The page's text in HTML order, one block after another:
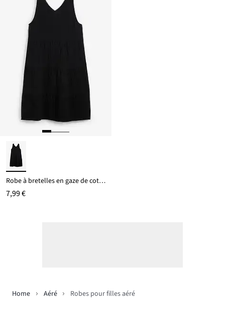
Robe à bretelles en gaze de coton douce
7,99 €
Home Aéré Robes pour filles aéré